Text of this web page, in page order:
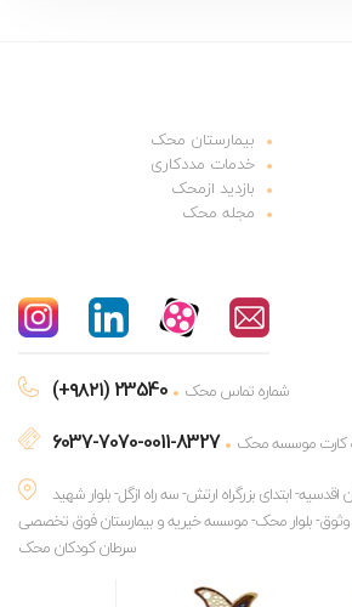
بیمارستان محک
خدمات مددکاری
بازدید ازمحک
مجله محک
(+۹۸۲۱) 23540 شماره تماس محک
6037-7070-0011-8327
کارت موسسه محک
اقدسیه- ابتدای بزرگراه ارتش- سه راه ازگل- بلوار شهید
وثوق- بلوار محک- موسسه خیریه و بیمارستان فوق تخصصی
سرطان کودکان محک